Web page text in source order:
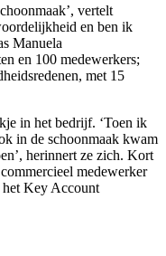
vertelt
en ben ik
Manuela
en 100 medewerkers;
met 15
in het bedrijf. ‘Toen ik
in de schoonmaak kwam
herinnert ze zich. Kort
medewerker
Key Account